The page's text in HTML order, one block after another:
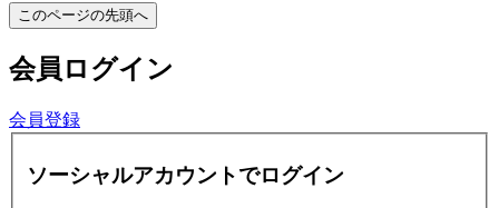
このページの先頭へ
会員 ログイン
会員登録
ソーシャルアカウントでログイン